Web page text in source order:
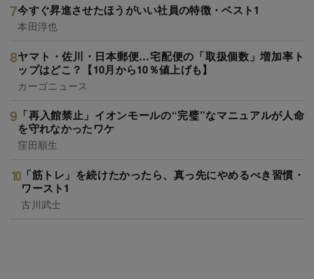
今すぐ昇進させたほうがいい社員の特徴・ベスト1
本田淳也
ヤマト・佐川・日本郵便…宅配便の「取扱個数」増加率ト
ップはどこ？【10月から10％値上げも】
カーゴニュース
「再入館禁止」イオンモールの“完璧”なマニュアルが人命
を守れなかったワケ
窪田順生
「筋トレ」を続けたかったら、真っ先にやめるべき習慣・
ワースト1
古川武士